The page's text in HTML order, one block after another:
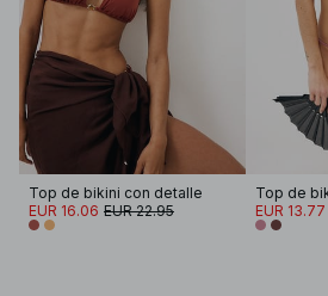
Top de bikini con detalle
EUR 16.06 EUR 22.95
EUR 13.77